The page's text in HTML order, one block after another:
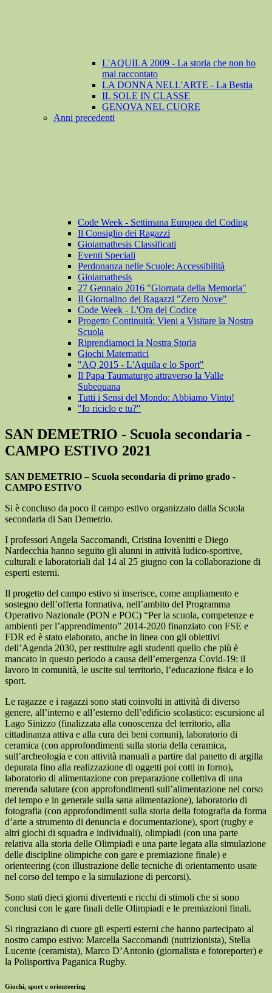
L'AQUILA 2009 - La storia che non ho
mai raccontato
LA DONNA NELL'ARTE - La Bestia
IL SOLE IN CLASSE
GENOVA NEL CUORE
Anni precedenti
Code Week - Settimana Europea del Coding
Il Consiglio dei Ragazzi
Gioiamathesis Classificati
Eventi Speciali
Perdonanza nelle Scuole: Accessibilità
Gioiamathesis
27 Gennaio 2016 "Giornata della Memoria"
Il Giornalino dei Ragazzi "Zero Nove"
Code Week - L'Ora del Codice
Progetto Continuità: Vieni a Visitare la Nostra
Scuola
Riprendiamoci la Nostra Storia
Giochi Matematici
"AQ 2015 - L'Aquila e lo Sport"
Il Papa Taumaturgo attraverso la Valle
Subequana
Tutti i Sensi del Mondo: Abbiamo Vinto!
"Io riciclo e tu?"
SAN DEMETRIO - Scuola secondaria -
CAMPO ESTIVO 2021
SAN DEMETRIO – Scuola secondaria di primo grado -
CAMPO ESTIVO
Si è concluso da poco il campo estivo organizzato dalla Scuola
secondaria di San Demetrio.
I professori Angela Saccomandi, Cristina Iovenitti e Diego
Nardecchia hanno seguito gli alunni in attività ludico-sportive,
culturali e laboratoriali dal 14 al 25 giugno con la collaborazione di
esperti esterni.
Il progetto del campo estivo si inserisce, come ampliamento e
sostegno dell’offerta formativa, nell’ambito del Programma
Operativo Nazionale (PON e POC) “Per la scuola, competenze e
ambienti per l’apprendimento” 2014-2020 finanziato con FSE e
FDR ed è stato elaborato, anche in linea con gli obiettivi
dell’Agenda 2030, per restituire agli studenti quello che più è
mancato in questo periodo a causa dell’emergenza Covid-19: il
lavoro in comunità, le uscite sul territorio, l’educazione fisica e lo
sport.
Le ragazze e i ragazzi sono stati coinvolti in attività di diverso
genere, all’interno e all’esterno dell’edificio scolastico: escursione al
Lago Sinizzo (finalizzata alla conoscenza del territorio, alla
cittadinanza attiva e alla cura dei beni comuni), laboratorio di
ceramica (con approfondimenti sulla storia della ceramica,
sull’archeologia e con attività manuali a partire dal panetto di argilla
depurata fino alla realizzazione di oggetti poi cotti in forno),
laboratorio di alimentazione con preparazione collettiva di una
merenda salutare (con approfondimenti sull’alimentazione nel corso
del tempo e in generale sulla sana alimentazione), laboratorio di
fotografia (con approfondimenti sulla storia della fotografia da forma
d’arte a strumento di denuncia e documentazione), sport (rugby e
altri giochi di squadra e individuali), olimpiadi (con una parte
relativa alla storia delle Olimpiadi e una parte legata alla simulazione
delle discipline olimpiche con gare e premiazione finale) e
orienteering (con illustrazione delle tecniche di orientamento usate
nel corso del tempo e la simulazione di percorsi).
Sono stati dieci giorni divertenti e ricchi di stimoli che si sono
conclusi con le gare finali delle Olimpiadi e le premiazioni finali.
Si ringraziano di cuore gli esperti esterni che hanno partecipato al
nostro campo estivo: Marcella Saccomandi (nutrizionista), Stella
Lucente (ceramista), Marco D’Antonio (giornalista e fotoreporter) e
la Polisportiva Paganica Rugby.
Giochi, sport e orienteering